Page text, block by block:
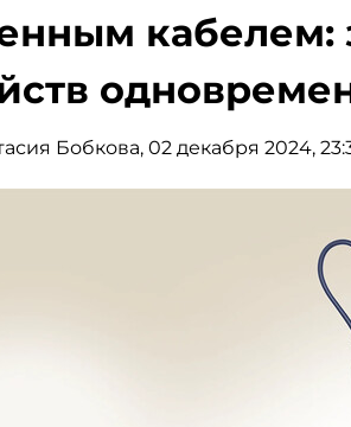
кабелем:
Бобкова, 02 декабря 2024,